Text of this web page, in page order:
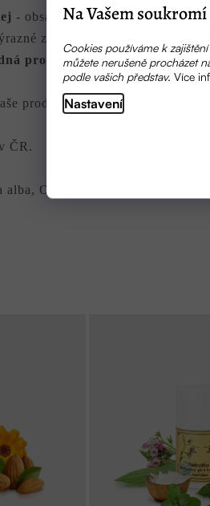
Na Vašem
Cookies používáme k
můžete nerušeně procházet
podle vašich představ. Více
Nastavení
- obsahuje vysoký podíl
zjemňující a hydratační
pro suchou a podrážděnou
produkty děláme poctivě a s
ČR.
alba, Olea Europaea Fruit Oil,